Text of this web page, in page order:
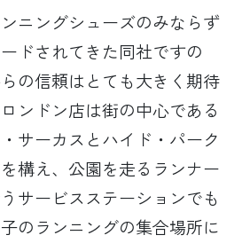
ニングシューズのみならず
ドされてきた同社ですの
の信頼はとても大きく期待
ンドン店は街の中心である
サーカスとハイド・パーク
構え、公園を走るランナー
サービスステーションでも
のランニングの集合場所に